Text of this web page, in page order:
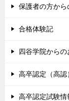
保護者の方から
合格体験記
四谷学院からの
高卒認定（高認
高卒認定試験情